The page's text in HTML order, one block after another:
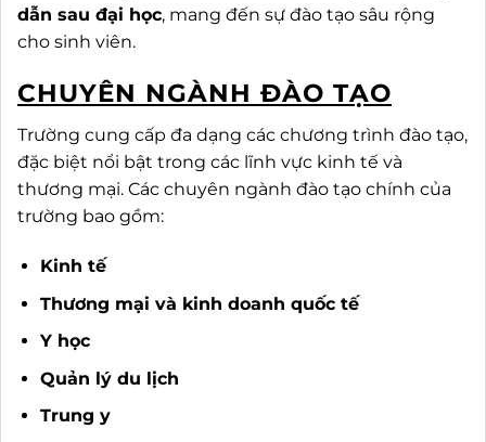
dẫn sau đại học, mang đến sự đào tạo sâu rộng
cho sinh viên.
CHUYÊN NGÀNH ĐÀO TẠO
Trường cung cấp đa dạng các chương trình đào tạo,
đặc biệt nổi bật trong các lĩnh vực kinh tế và
thương mại. Các chuyên ngành đào tạo chính của
trường bao gồm:
Kinh tế
Thương mại và kinh doanh quốc tế
Y học
Quản lý du lịch
Trung y